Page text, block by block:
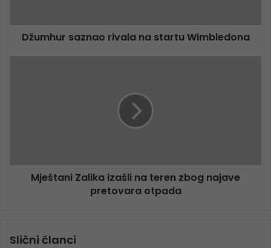
Džumhur saznao rivala na startu Wimbledona
Mještani Zalika izašli na teren zbog najave
pretovara otpada
Slični članci